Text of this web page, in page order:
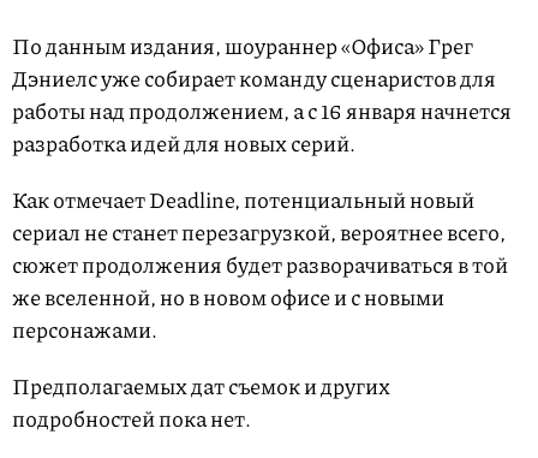
По данным издания, шоураннер «Офиса» Грег
Дэниелс уже собирает команду сценаристов для
работы над продолжением, а с 16 января начнется
разработка идей для новых серий.
Как отмечает Deadline, потенциальный новый
сериал не станет перезагрузкой, вероятнее всего,
сюжет продолжения будет разворачиваться в той
же вселенной, но в новом офисе и с новыми
персонажами.
Предполагаемых дат съемок и других
подробностей пока нет.